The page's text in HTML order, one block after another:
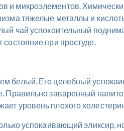
микроэлементов.
тяжелые металлы и
чай успокоительный
состояние при простуде.
белый. Его целебный
Правильно заваренный
уровень плохого
успокаивающий